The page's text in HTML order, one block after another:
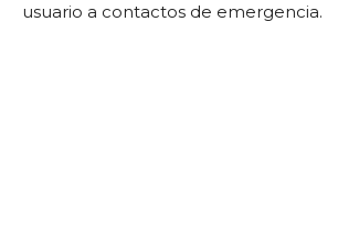
usuario a contactos de emergencia.